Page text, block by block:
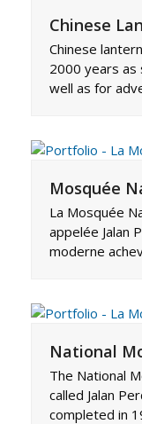
Chinese
Chinese
2000 years
well as for
Mosquée
La Mosquée
appelée Jalan
moderne
National
The National
called Jalan
completed in